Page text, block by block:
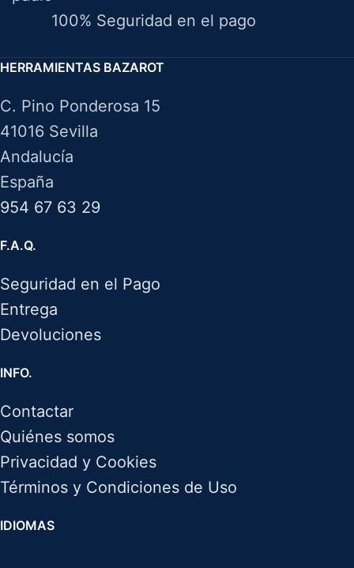
100% Seguridad en el pago
HERRAMIENTAS BAZAROT
C. Pino Ponderosa 15
41016 Sevilla
Andalucía
España
954 67 63 29
F.A.Q.
Seguridad en el Pago
Entrega
Devoluciones
INFO.
Contactar
Quiénes somos
Privacidad y Cookies
Términos y Condiciones de Uso
IDIOMAS